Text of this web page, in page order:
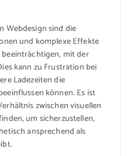
Webdesign sind die
und komplexe Effekte
mit der
kann zu Frustration bei
Ladezeiten die
können. Es ist
zwischen visuellen
um sicherzustellen,
ansprechend als